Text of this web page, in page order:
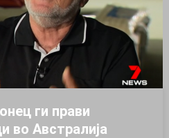
ги прави
во Австралија